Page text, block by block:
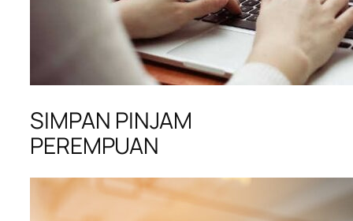
SIMPAN PINJAM
PEREMPUAN